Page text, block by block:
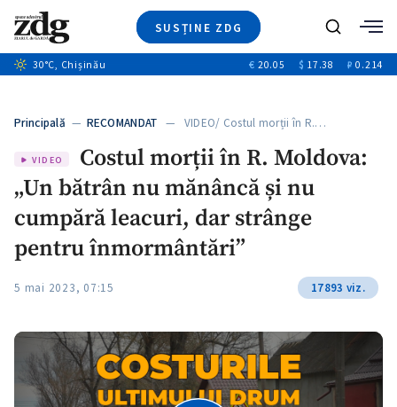
SUSȚINE ZDG
Ştiri
+13
Special
Blog
Caută
30°C, Chișinău € 20.05 $ 17.38 ₽ 0.214
Principală — RECOMANDAT — VIDEO/ Costul morții în R.…
VIDEO
Costul morții în R. Moldova:
„Un bătrân nu mănâncă și nu
cumpără leacuri, dar strânge
pentru înmormântări”
5 mai 2023, 07:15 17893 viz.